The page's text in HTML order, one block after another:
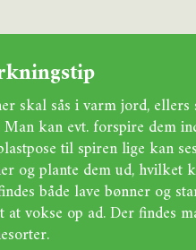
skal sås i varm jord,
kan evt. forspire dem
til spiren lige kan
og plante dem ud, hvilket
både lave bønner og
at vokse op ad. Der findes